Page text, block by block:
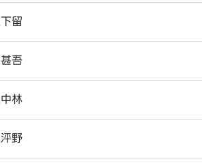
留
吾
林
野